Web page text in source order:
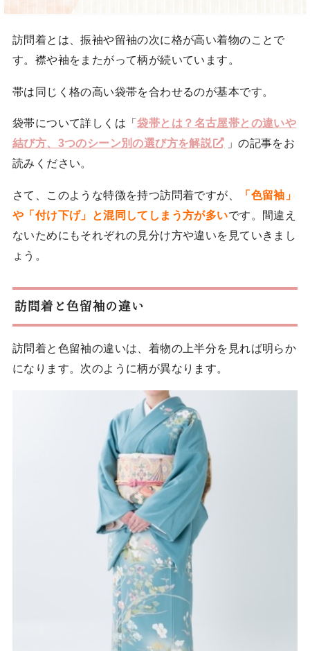
訪問着とは、振袖や留袖の次に格が高い着物のことで
す。襟や袖をまたがって柄が続いています。
帯は同じく格の高い袋帯を合わせるのが基本です。
袋帯について詳しくは「袋帯とは？名古屋帯との違いや
結び方、3つのシーン別の選び方を解説
」の記事をお
読みください。
さて、このような特徴を持つ訪問着ですが、
「色留袖」
や「付け下げ」と混同してしまう方が多いです。間違え
ないためにもそれぞれの見分け方や違いを見ていきまし
ょう。
訪問着と色留袖の違い
訪問着と色留袖の違いは、着物の上半分を見れば明らか
になります。次のように柄が異なります。